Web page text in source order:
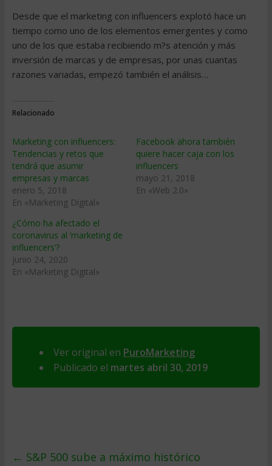
Desde que el marketing con influencers explotó hace un
tiempo como uno de los elementos emergentes y como
uno de los que estaba recibiendo m?s atención y más
inversión de marcas y de empresas, por unas cuantas
razones variadas, empezó también el análisis…
Relacionado
Marketing con influencers:
Tendencias y retos que
tendrá que asumir
empresas y marcas
enero 5, 2018
En «Marketing Digital»
Facebook ahora también
quiere hacer caja con los
influencers
mayo 21, 2018
En «Web 2.0»
¿Cómo ha afectado el
coronavirus al ‘marketing de
influencers’?
junio 24, 2020
En «Marketing Digital»
Ver original en PuroMarketing
Publicado el martes abril 30, 2019
← S&P 500 sube a máximo histórico